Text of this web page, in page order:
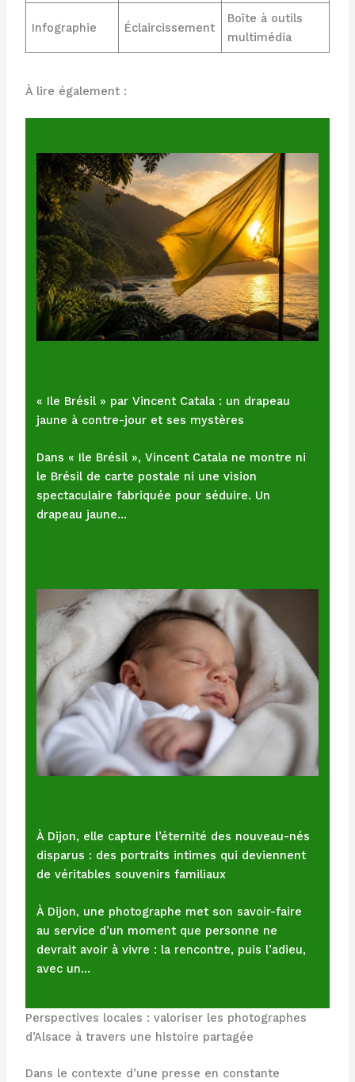
Infographie Éclaircissement
Boîte à outils
multimédia
À lire également :
« Ile Brésil » par Vincent Catala : un drapeau
jaune à contre-jour et ses mystères
Dans « Ile Brésil », Vincent Catala ne montre ni
le Brésil de carte postale ni une vision
spectaculaire fabriquée pour séduire. Un
drapeau jaune…
À Dijon, elle capture l’éternité des nouveau-nés
disparus : des portraits intimes qui deviennent
de véritables souvenirs familiaux
À Dijon, une photographe met son savoir-faire
au service d’un moment que personne ne
devrait avoir à vivre : la rencontre, puis l’adieu,
avec un…
Perspectives locales : valoriser les photographes
d’Alsace à travers une histoire partagée
Dans le contexte d’une presse en constante